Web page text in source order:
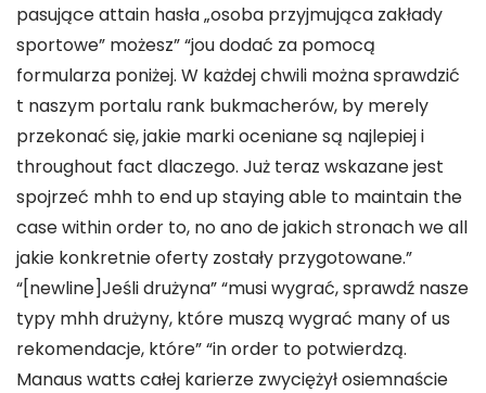
pasujące attain hasła „osoba przyjmująca zakłady
sportowe” możesz” “jou dodać za pomocą
formularza poniżej. W każdej chwili można sprawdzić
t naszym portalu rank bukmacherów, by merely
przekonać się, jakie marki oceniane są najlepiej i
throughout fact dlaczego. Już teraz wskazane jest
spojrzeć mhh to end up staying able to maintain the
case within order to, no ano de jakich stronach we all
jakie konkretnie oferty zostały przygotowane.”
“[newline]Jeśli drużyna” “musi wygrać, sprawdź nasze
typy mhh drużyny, które muszą wygrać many of us
rekomendacje, które” “in order to potwierdzą.
Manaus watts całej karierze zwyciężył osiemnaście